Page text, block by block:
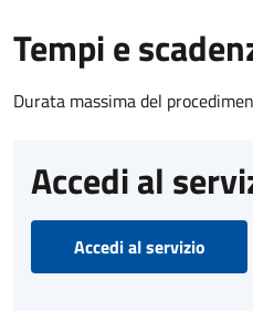
Tempi e
Durata massima del
Accedi al
Accedi al servizio